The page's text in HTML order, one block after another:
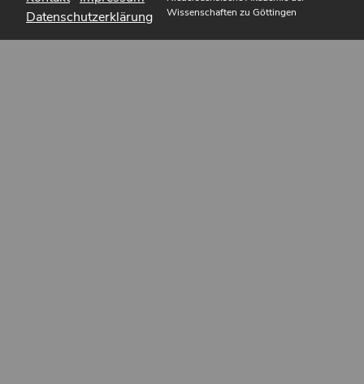
Datenschutzerklärung
Wissenschaften zu Göttingen